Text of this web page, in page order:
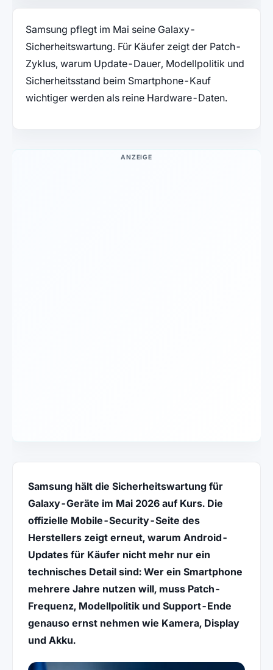
Samsung pflegt im Mai seine Galaxy-
Sicherheitswartung. Für Käufer zeigt der Patch-
Zyklus, warum Update-Dauer, Modellpolitik und
Sicherheitsstand beim Smartphone-Kauf
wichtiger werden als reine Hardware-Daten.
ANZEIGE
Samsung hält die Sicherheitswartung für
Galaxy-Geräte im Mai 2026 auf Kurs. Die
offizielle Mobile-Security-Seite des
Herstellers zeigt erneut, warum Android-
Updates für Käufer nicht mehr nur ein
technisches Detail sind: Wer ein Smartphone
mehrere Jahre nutzen will, muss Patch-
Frequenz, Modellpolitik und Support-Ende
genauso ernst nehmen wie Kamera, Display
und Akku.